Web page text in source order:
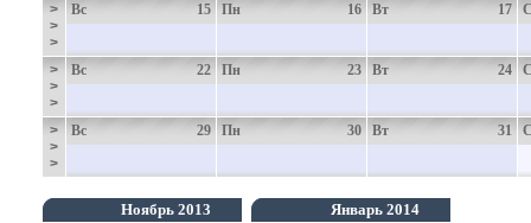
>
>
>
15
Вс 16
Пн 17
Вт
>
>
>
22
Вс 23
Пн 24
Вт
>
>
>
29
Вс 30
Пн 31
Вт
Ноябрь 2013 Январь 2014